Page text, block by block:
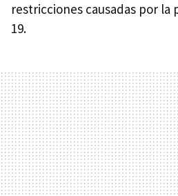
restricciones causadas por la
19.